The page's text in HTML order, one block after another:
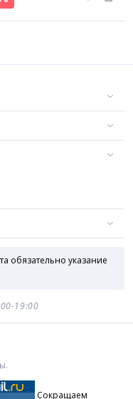
обязательно указание
19:00
Сокращаем